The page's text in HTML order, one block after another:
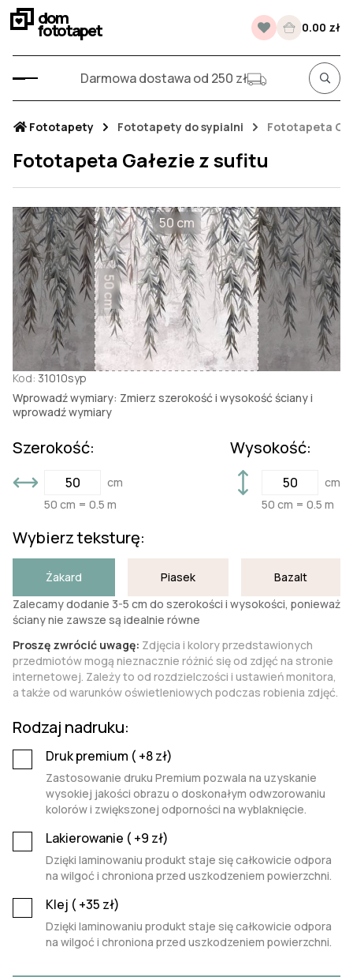
dom
fototapet 0.00 zł
Darmowa dostawa od 250 zł
Fototapety Fototapety do sypialni Fototapeta
Fototapeta Gałezie z sufitu
50 cm
50 cm
Kod: 31010syp
Wprowadź wymiary: Zmierz szerokość i wysokość ściany i
wprowadź wymiary
Szerokość:
cm
50 cm = 0.5 m
Wysokość:
cm
50 cm = 0.5 m
Wybierz teksturę:
Żakard Piasek
Bazalt
Zalecamy dodanie 3-5 cm do szerokości i wysokości, ponieważ
ściany nie zawsze są idealnie równe
Proszę zwrócić uwagę: Zdjęcia i kolory przedstawionych
przedmiotów mogą nieznacznie różnić się od zdjęć na stronie
internetowej. Zależy to od rozdzielczości i ustawień monitora,
a także od warunków oświetleniowych podczas robienia zdjęć.
Rodzaj nadruku:
Druk premium ( +8zł)
Zastosowanie druku Premium pozwala na uzyskanie
wysokiej jakości obrazu o doskonałym odwzorowaniu
kolorów i zwiększonej odporności na wyblaknięcie.
Lakierowanie ( +9 zł)
Dzięki laminowaniu produkt staje się całkowicie odpora
na wilgoć i chroniona przed uszkodzeniem powierzchni.
Klej ( +35 zł)
Dzięki laminowaniu produkt staje się całkowicie odpora
na wilgoć i chroniona przed uszkodzeniem powierzchni.